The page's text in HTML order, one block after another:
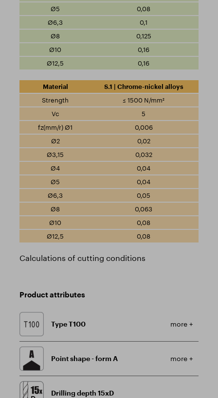
0,08
0,1
0,125
0,16
0,16
S.1 | Chrome-nickel alloys
≤ 1500 N/mm²
5
0,006
0,02
0,032
0,04
0,04
0,05
0,063
0,08
0,08
Calculations of cutting conditions
Product attributes
Type T100 more +
Point shape - form A more +
Drilling depth 15xD